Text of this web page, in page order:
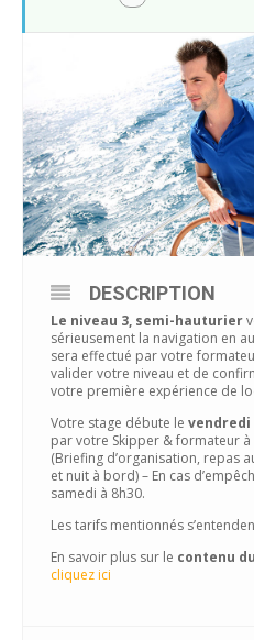
DESCRIPTION
Le niveau 3, semi-hauturier
sérieusement la navigation en
sera effectué par votre
valider votre niveau et de
votre première expérience de
Votre stage débute le vendredi
par votre Skipper & formateur
(Briefing d’organisation, repas
et nuit à bord) – En cas
samedi à 8h30.
Les tarifs mentionnés
En savoir plus sur le contenu
cliquez ici